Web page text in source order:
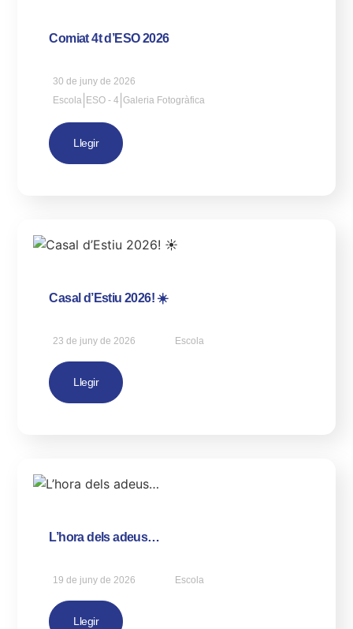
Comiat 4t d’ESO 2026
30 de juny de 2026
Escola ESO - 4 |Galeria Fotogràfica
Llegir
Casal d’Estiu 2026! ☀️
23 de juny de 2026 Escola
Llegir
L’hora dels adeus…
19 de juny de 2026 Escola
Llegir